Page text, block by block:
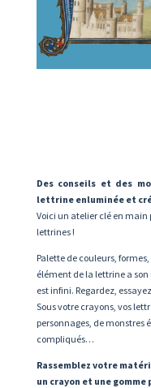
Des conseils et des
lettrine enluminée et
Voici un atelier clé en main
lettrines !
Palette de couleurs,
élément de la lettrine a
est infini. Regardez,
Sous votre crayons, vos
personnages, de monstres
compliqués…
Rassemblez votre
un crayon et une